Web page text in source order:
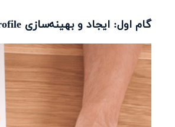
گام اول: ایجاد و بهینه‌سازی Google Business Profile